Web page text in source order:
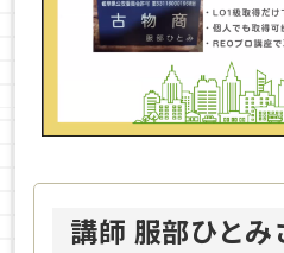
講師 服部ひとみ